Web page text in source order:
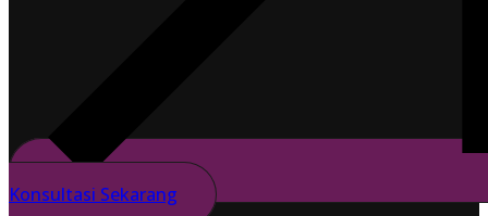
Konsultasi Sekarang